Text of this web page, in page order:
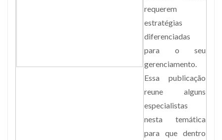
requerem
estratégias
diferenciadas
para o seu
gerenciamento.
Essa publicação
reune alguns
especialistas
nesta temática
para que dentro